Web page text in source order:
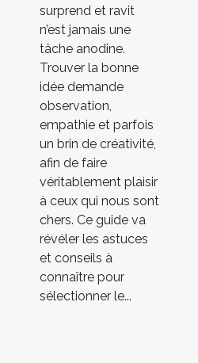
surprend et ravit
n’est jamais une
tâche anodine.
Trouver la bonne
idée demande
observation,
empathie et parfois
un brin de créativité,
afin de faire
véritablement plaisir
à ceux qui nous sont
chers. Ce guide va
révéler les astuces
et conseils à
connaître pour
sélectionner le...